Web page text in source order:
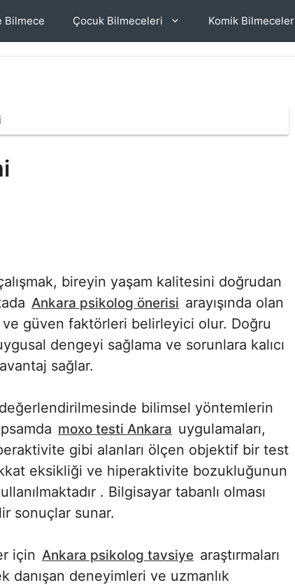
Bilmece Çocuk Bilmeceleri Komik Bilmeceler
bireyin yaşam kalitesini doğrudan
Ankara psikolog önerisi arayışında olan
güven faktörleri belirleyici olur. Doğru
dengeyi sağlama ve sorunlara kalıcı
sağlar.
bilimsel yöntemlerin
moxo testi Ankara uygulamaları,
gibi alanları ölçen objektif bir test
eksikliği ve hiperaktivite bozukluğunun
. Bilgisayar tabanlı olması
sonuçlar sunar.
için Ankara psikolog tavsiye araştırmaları
danışan deneyimleri ve uzmanlık